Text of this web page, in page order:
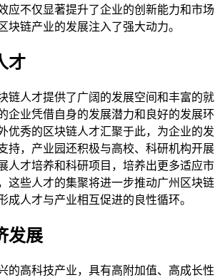
应不仅显著提升了企业的创新能力和市场
块链产业的发展注入了强大动力。
才
链人才提供了广阔的发展空间和丰富的就
企业凭借自身的发展潜力和良好的发展环
优秀的区块链人才汇聚于此，为企业的发
持，产业园还积极与高校、科研机构开展
人才培养和科研项目，培养出更多适应市
这些人才的集聚将进一步推动广州区块链
成人才与产业相互促进的良性循环。
发展
的高科技产业，具有高附加值、高成长性